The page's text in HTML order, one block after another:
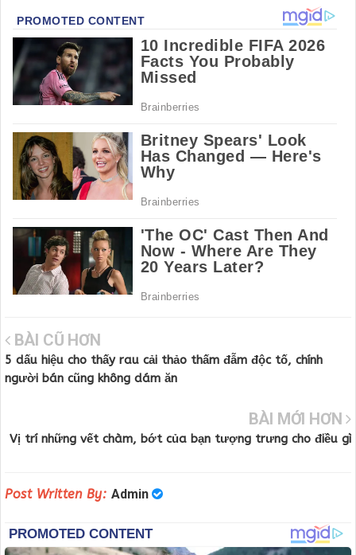
BÀI CŨ HƠN
5 dấu hiệu cho thấy rau cải thảo thấm đẫm độc tố, chính
người bán cũng không dám ăn
BÀI MỚI HƠN
Vị trí những vết chàm, bớt của bạn tượng trưng cho điều gì
Post Written By: Admin